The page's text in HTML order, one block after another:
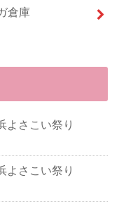
倉庫
よさこい祭り
よさこい祭り